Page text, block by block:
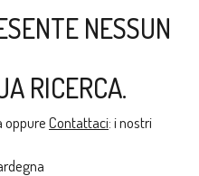
NESSUN
RICERCA.
oppureContattaci: i nostri